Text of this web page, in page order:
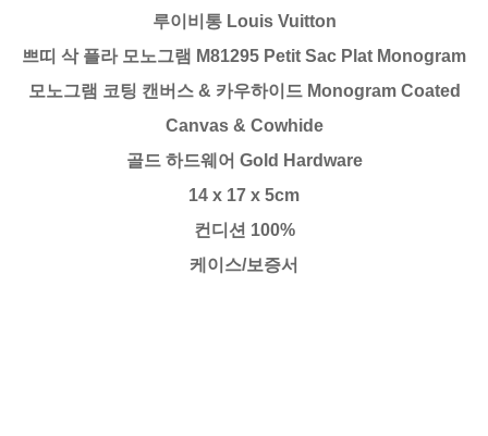
루이비통 Louis Vuitton
쁘띠 삭 플라 모노그램 M81295 Petit Sac Plat Monogram
모노그램 코팅 캔버스 & 카우하이드 Monogram Coated
Canvas & Cowhide
골드 하드웨어 Gold Hardware
14 x 17 x 5cm
컨디션 100%
케이스/보증서